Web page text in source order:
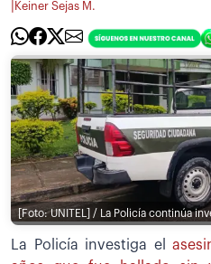
Keiner Sejas M.
[Foto: UNITEL] / La Policía continúa
La Policía investiga el